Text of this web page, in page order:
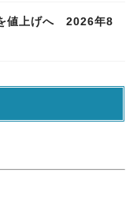
値上げへ 2026年8